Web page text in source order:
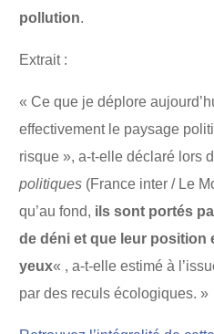
pollution.
Extrait :
« Ce que je déplore
effectivement le paysage
risque », a-t-elle déclaré lors
politiques (France inter / Le
qu’au fond, ils sont portés
de déni et que leur position
yeux« , a-t-elle estimé à
par des reculs écologiques. »